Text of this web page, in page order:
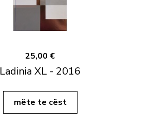
25,00 €
Ladinia XL - 2016
mëte te cëst